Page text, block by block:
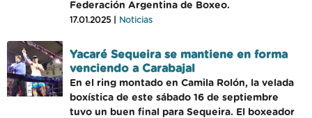
Federación Argentina de Boxeo.
17.01.2025 | Noticias
Yacaré Sequeira se mantiene en forma
venciendo a Carabajal
En el ring montado en Camila Rolón, la velada
boxística de este sábado 16 de septiembre
tuvo un buen final para Sequeira. El boxeador